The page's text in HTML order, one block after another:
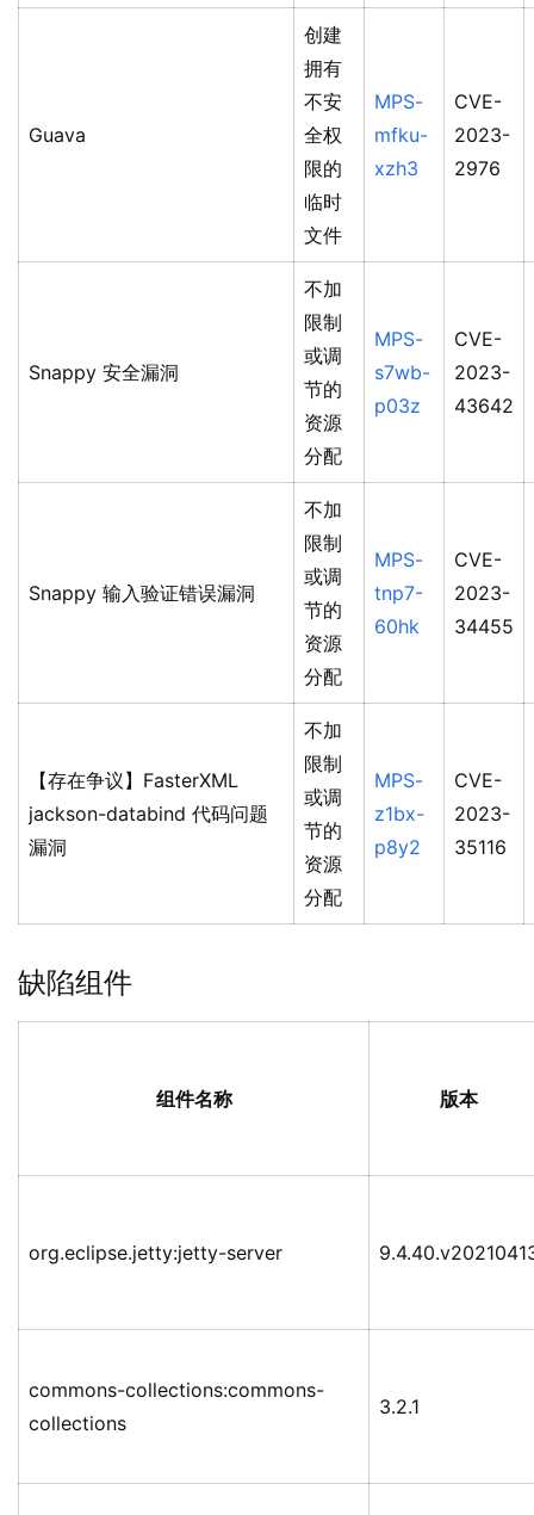
Guava
创建
拥有
不安
全权
限的
临时
文件
MPS-
mfku-
xzh3
CVE-
2023-
2976
Snappy 安全漏洞
不加
限制
或调
节的
资源
分配
MPS-
s7wb-
p03z
CVE-
2023-
43642
Snappy 输入验证错误漏洞
不加
限制
或调
节的
资源
分配
MPS-
tnp7-
60hk
CVE-
2023-
34455
【存在争议】FasterXML
jackson-databind 代码问题
漏洞
不加
限制
或调
节的
资源
分配
MPS-
z1bx-
p8y2
CVE-
2023-
35116
缺陷组件
组件名称 版本
org.eclipse.jetty:jetty-server
commons-collections:commons-
collections
3.2.1